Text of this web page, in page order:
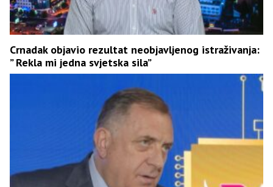
Crnadak objavio rezultat neobjavljenog istraživanja:
” Rekla mi jedna svjetska sila”